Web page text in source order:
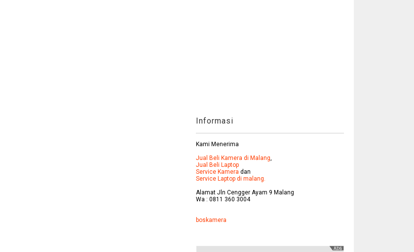
Informasi
Kami Menerima
Jual Beli Kamera di Malang
Jual Beli Laptop
Service Kamera dan
Service Laptop di malang.
Alamat Jln Cengger Ayam 9 Malang
Wa : 0811 360 3004
boskamera